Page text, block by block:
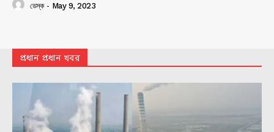
ডেস্ক - May 9, 2023
প্রধান প্রধান খবর